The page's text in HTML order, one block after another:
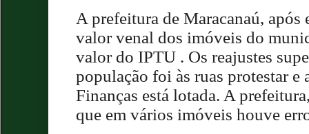
A prefeitura de Maracanaú, após
valor venal dos imóveis do
valor do IPTU . Os reajustes
população foi às ruas protestar e
Finanças está lotada. A
que em vários imóveis houve